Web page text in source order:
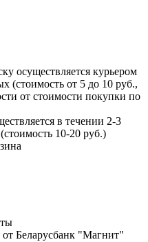
осуществляется курьером
(стоимость от 5 до 10 руб.,
от стоимости покупки по
в течении 2-3
10-20 руб.)
от Беларусбанк "Магнит"